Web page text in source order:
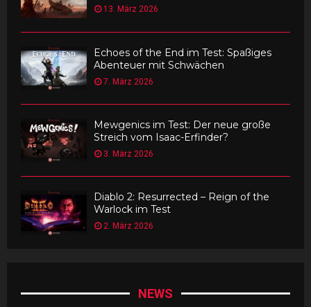
13. März 2026
Echoes of the End im Test: Spaßiges
Abenteuer mit Schwächen
7. März 2026
Mewgenics im Test: Der neue große
Streich vom Isaac-Erfinder?
3. März 2026
Diablo 2: Resurrected – Reign of the
Warlock im Test
2. März 2026
NEWS